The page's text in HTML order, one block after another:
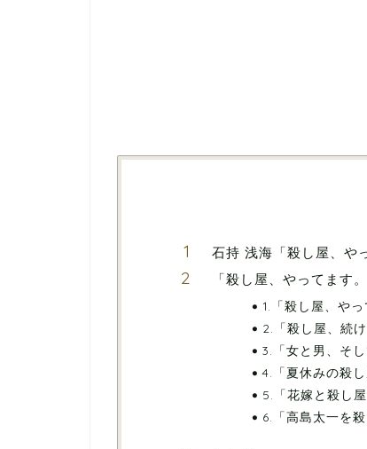
石持 浅海「殺し屋、や
「殺し屋、やってます
1.「殺し屋、やっ
2.「殺し屋、続け
3.「女と男、そし
4.「夏休みの殺し
5.「花嫁と殺し屋
6.「高島太一を